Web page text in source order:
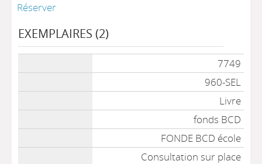
Réserver
EXEMPLAIRES (2)
7749
960-SEL
Livre
fonds BCD
FONDE BCD école
Consultation sur place